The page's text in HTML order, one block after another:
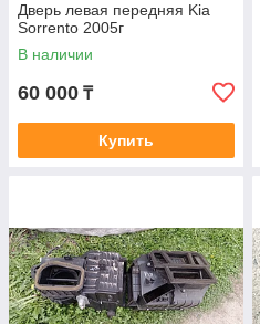
Дверь левая передняя Kia
Sorrento 2005г
В наличии
60 000 ₸
Купить